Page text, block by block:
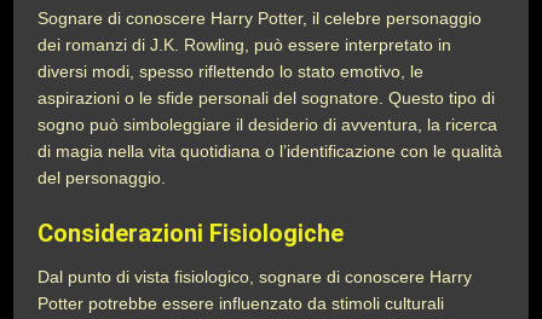
Sognare di conoscere Harry Potter, il celebre personaggio
dei romanzi di J.K. Rowling, può essere interpretato in
diversi modi, spesso riflettendo lo stato emotivo, le
aspirazioni o le sfide personali del sognatore. Questo tipo di
sogno può simboleggiare il desiderio di avventura, la ricerca
di magia nella vita quotidiana o l’identificazione con le qualità
del personaggio.
Considerazioni Fisiologiche
Dal punto di vista fisiologico, sognare di conoscere Harry
Potter potrebbe essere influenzato da stimoli culturali